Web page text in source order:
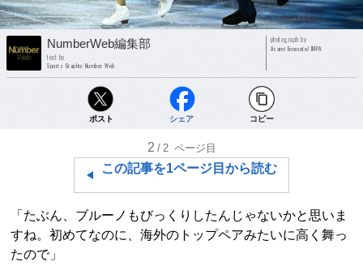
NumberWeb編集部
text by
Sports Graphic Number Web
photograph by
Asami Enomoto/JMPA
ポスト シェア コピー
2 /2 ページ目
この記事を1ページ目から読む
「たぶん、ブルーノもびっくりしたんじゃないかと思いま
すね。初めてなのに、海外のトップペアみたいに高く舞っ
たので」